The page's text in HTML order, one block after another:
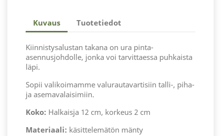
Kuvaus Tuotetiedot
Kiinnistysalustan takana on ura pinta-
asennusjohdolle, jonka voi tarvittaessa puhkaista
läpi.
Sopii valikoimamme valurautavartisiin talli-, piha-
ja asemavalaisimiin.
Koko: Halkaisja 12 cm, korkeus 2 cm
Materiaali: käsittelemätön mänty